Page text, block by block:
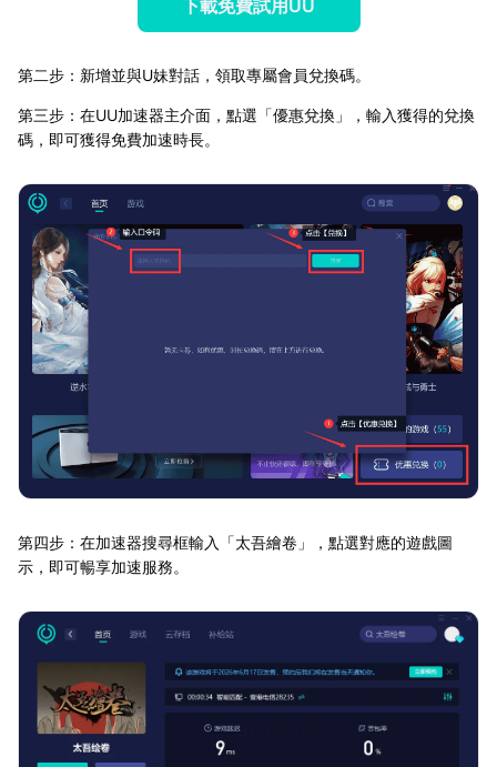
下載免費試用UU
第二步：新增並與U妹對話，領取專屬會員兌換碼。
第三步：在UU加速器主介面，點選「優惠兌換」，輸入獲得的兌換
碼，即可獲得免費加速時長。
第四步：在加速器搜尋框輸入「太吾繪卷」，點選對應的遊戲圖
示，即可暢享加速服務。